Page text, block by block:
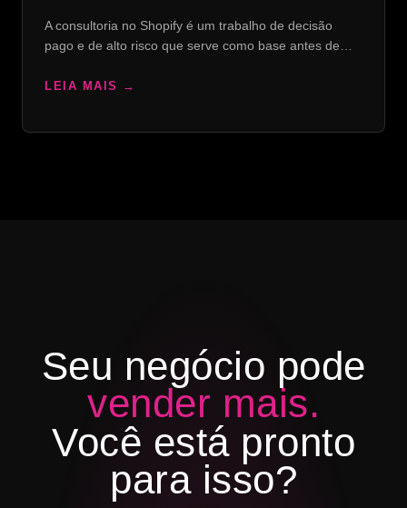
A consultoria no Shopify é um trabalho de decisão
pago e de alto risco que serve como base antes de…
LEIA MAIS
Seu negócio pode
vender mais.
Você está pronto
para isso?